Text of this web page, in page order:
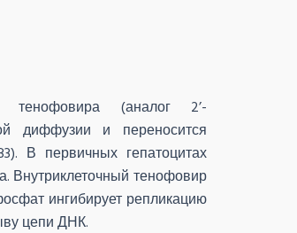
тенофовира (аналог 2’-
диффузии и переносится
В первичных гепатоцитах
Внутриклеточный тенофовир
ингибирует репликацию
цепи ДНК.